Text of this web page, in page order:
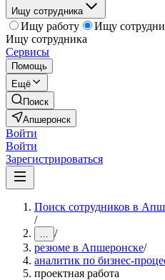
Ищу сотрудника
Ищу работу
Ищу
Ищу сотрудника
Сервисы
Помощь
Ещё
Поиск
Апшеронск
Войти
Войти
Зарегистрироваться
Поиск сотрудников в
/
... /
резюме в Апшеронске/
аналитик по бизнес-
проектная работа